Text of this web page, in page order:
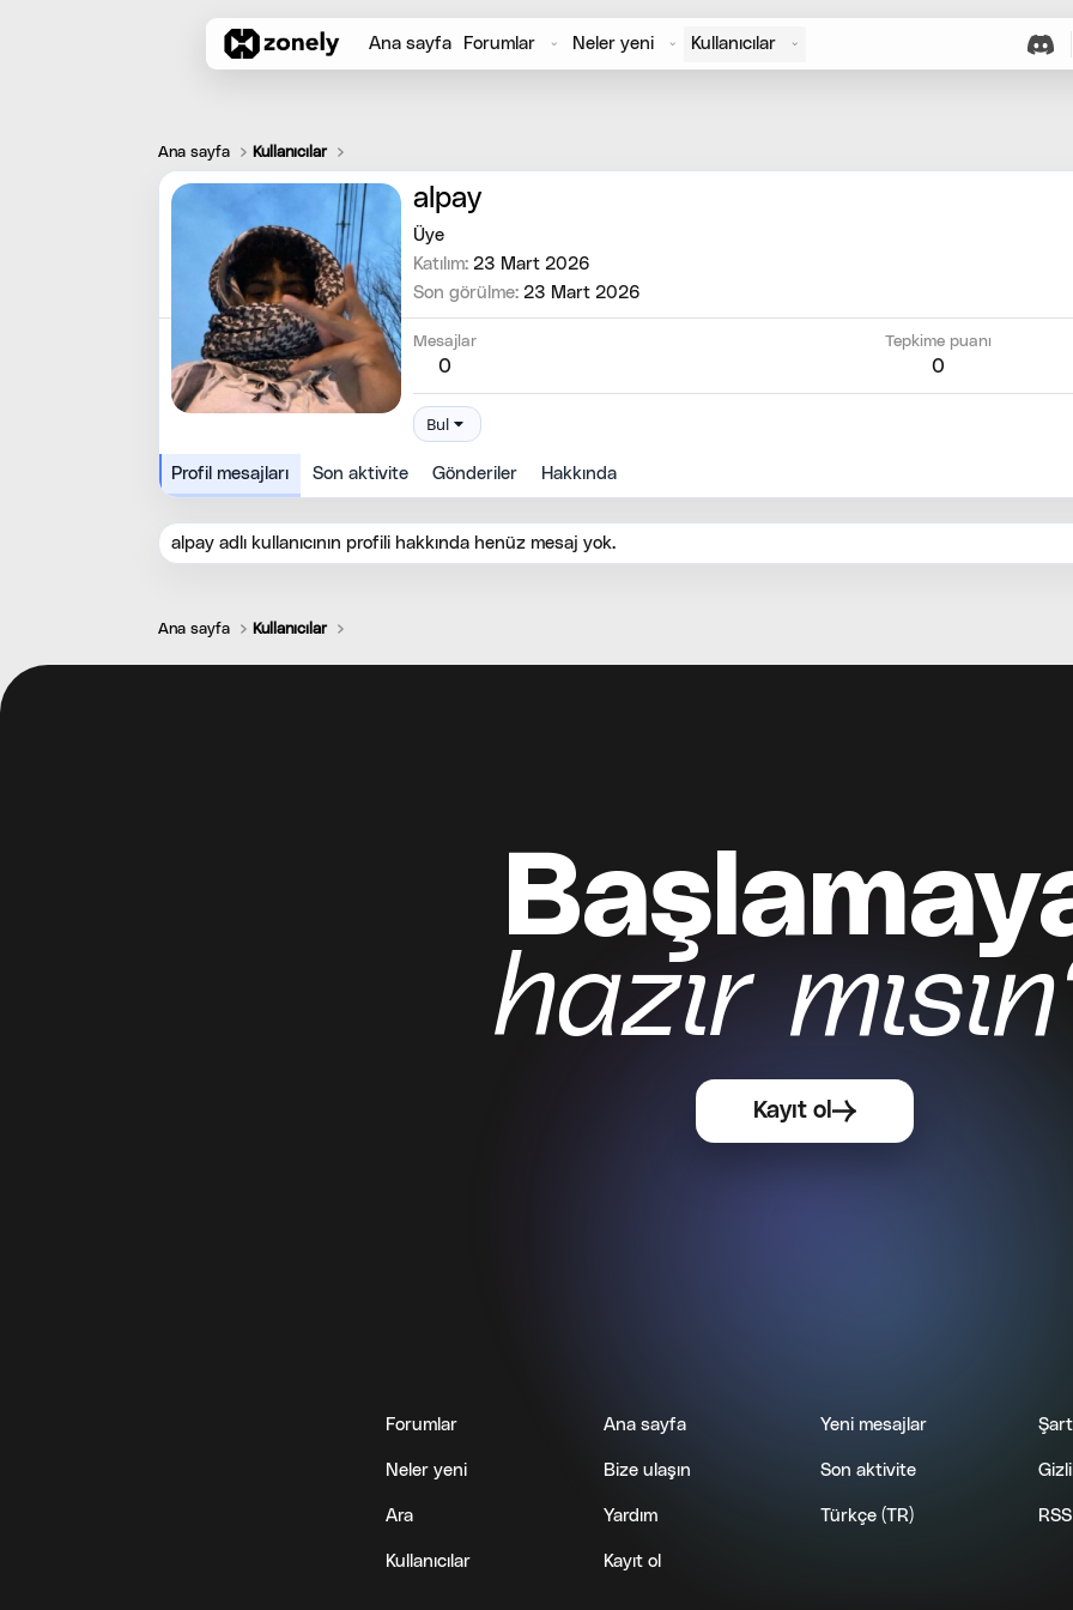
Ana sayfa Forumlar Neler yeni Kullanıcılar
Ana sayfa Kullanıcılar
alpay
Üye
Katılım 23 Mart 2026
Son görülme 23 Mart 2026
Mesajlar
0
Tepkime puanı
0
Bul
Profil mesajları Son aktivite Gönderiler Hakkında
alpay adlı kullanıcının profili hakkında henüz mesaj yok.
Ana sayfa Kullanıcılar
hazır
Forumlar
Neler yeni
Ara
Kullanıcılar
Ana sayfa
Bize ulaşın
Yardım
Kayıt ol
Yeni mesajlar
Son aktivite
Türkçe (TR) RSS